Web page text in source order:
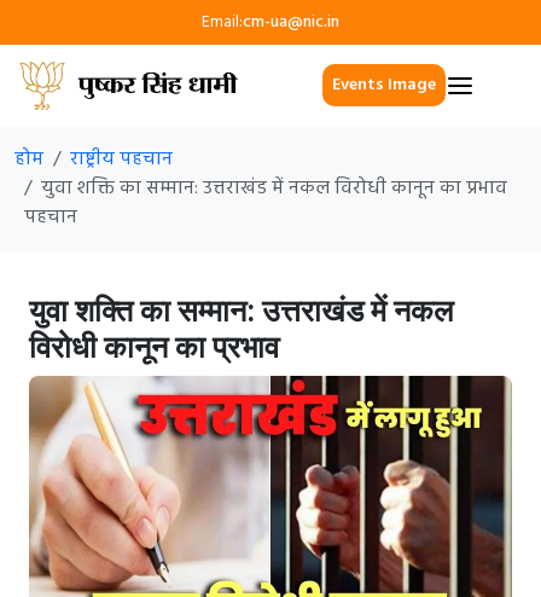
Email:cm-ua@nic.in
Events Image
होम
राष्ट्रीय पहचान
युवा शक्ति का सम्मान: उत्तराखंड में नकल विरोधी कानून का प्रभाव
पहचान
युवा शक्ति का सम्मान: उत्तराखंड में नकल
विरोधी कानून का प्रभाव